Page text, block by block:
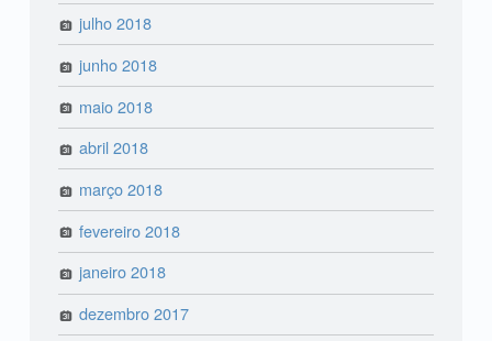
julho 2018
junho 2018
maio 2018
abril 2018
março 2018
fevereiro 2018
janeiro 2018
dezembro 2017